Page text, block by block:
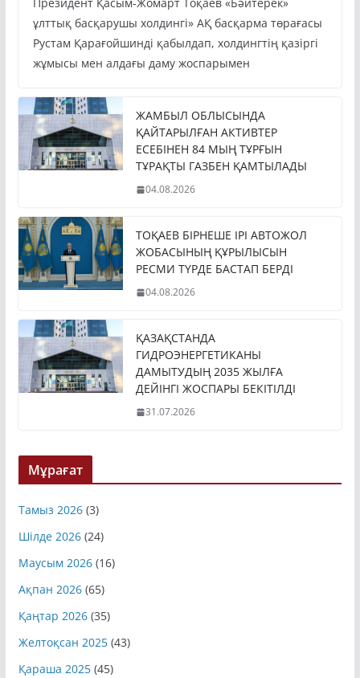
Президент Қасым-Жомарт Тоқаев «Бәйтерек»
ұлттық басқарушы холдингі» АҚ басқарма төрағасы
Рустам Қарағойшинді қабылдап, холдингтің қазіргі
жұмысы мен алдағы даму жоспарымен
ЖАМБЫЛ ОБЛЫСЫНДА
ҚАЙТАРЫЛҒАН АКТИВТЕР
ЕСЕБІНЕН 84 МЫҢ ТҰРҒЫН
ТҰРАҚТЫ ГАЗБЕН ҚАМТЫЛАДЫ
04.08.2026
ТОҚАЕВ БІРНЕШЕ ІРІ АВТОЖОЛ
ЖОБАСЫНЫҢ ҚҰРЫЛЫСЫН
РЕСМИ ТҮРДЕ БАСТАП БЕРДІ
04.08.2026
ҚАЗАҚСТАНДА
ГИДРОЭНЕРГЕТИКАНЫ
ДАМЫТУДЫҢ 2035 ЖЫЛҒА
ДЕЙІНГІ ЖОСПАРЫ БЕКІТІЛДІ
31.07.2026
Мұрағат
Тамыз 2026(3)
Шілде 2026(24)
Маусым 2026(16)
Ақпан 2026(65)
Қаңтар 2026(35)
Желтоқсан 2025(43)
Қараша 2025(45)